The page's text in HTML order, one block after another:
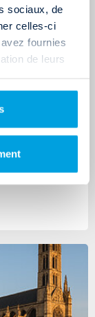
sociaux, de
celles-ci
fournies
de leurs